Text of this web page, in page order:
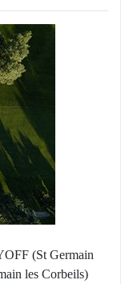
(St Germain
les Corbeils)